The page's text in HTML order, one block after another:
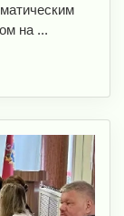
на ...